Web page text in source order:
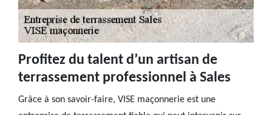
Profitez du talent d’un artisan de
terrassement professionnel à Sales
Grâce à son savoir-faire, VISE maçonnerie est une